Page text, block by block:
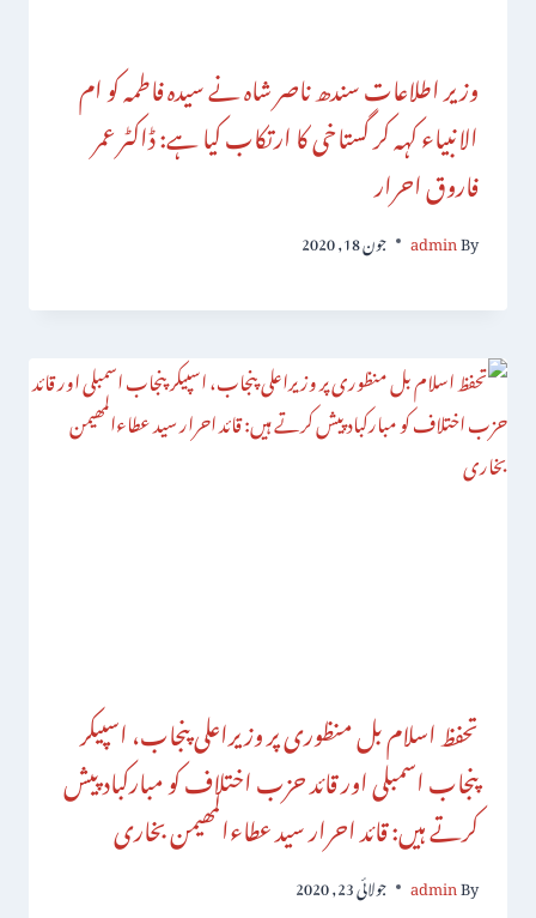
وزیر اطلاعات سندھ ناصر شاہ نے سیدہ فاطمہ کو ام
الانبیاء کہہ کر گستاخی کا ارتکاب کیا ہے: ڈاکٹر عمر
فاروق احرار
By
admin جون 18, 2020
تحفظ اسلام بل منظوری پر وزیراعلی پنجاب، اسپیکر
پنجاب اسمبلی اور قائد حزب اختلاف کو مبارکباد پیش
کرتے ہیں: قائد احرار سید عطاءالمھیمن بخاری
By
admin جولائی 23, 2020